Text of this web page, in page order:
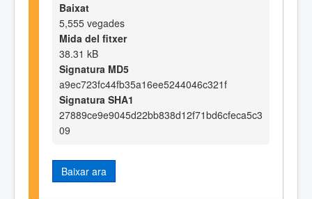
Baixat
5,555 vegades
Mida del fitxer
38.31 kB
Signatura MD5
a9ec723fc44fb35a16ee5244046c321f
Signatura SHA1
27889ce9e9045d22bb838d12f71bd6cfeca5c3
09
Baixar ara